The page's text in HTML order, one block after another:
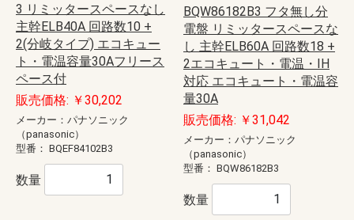
3 リミッタースペースなし
主幹ELB40A 回路数10 +
2(分岐タイプ) エコキュー
ト・電温容量30Aフリース
ペース付
販売価格: ￥30,202
メーカー：パナソニック
（panasonic）
型番： BQEF84102B3
数量
BQW86182B3 フタ無し分
電盤 リミッタースペースな
し 主幹ELB60A 回路数18 +
2エコキュート・電温・IH
対応 エコキュート・電温容
量30A
販売価格: ￥31,042
メーカー：パナソニック
（panasonic）
型番： BQW86182B3
数量